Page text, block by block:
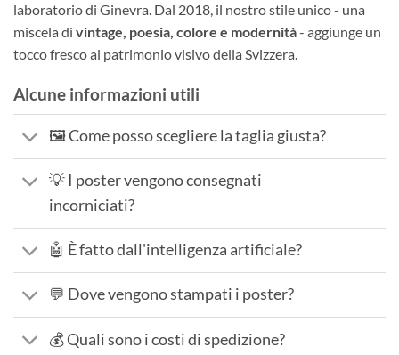
laboratorio di Ginevra. Dal 2018, il nostro stile unico - una
miscela di vintage, poesia, colore e modernità- aggiunge un
tocco fresco al patrimonio visivo della Svizzera.
Alcune informazioni utili
🖼️ Come posso scegliere la taglia giusta?
💡 I poster vengono consegnati
incorniciati?
🤖 È fatto dall'intelligenza artificiale?
💬 Dove vengono stampati i poster?
💰 Quali sono i costi di spedizione?